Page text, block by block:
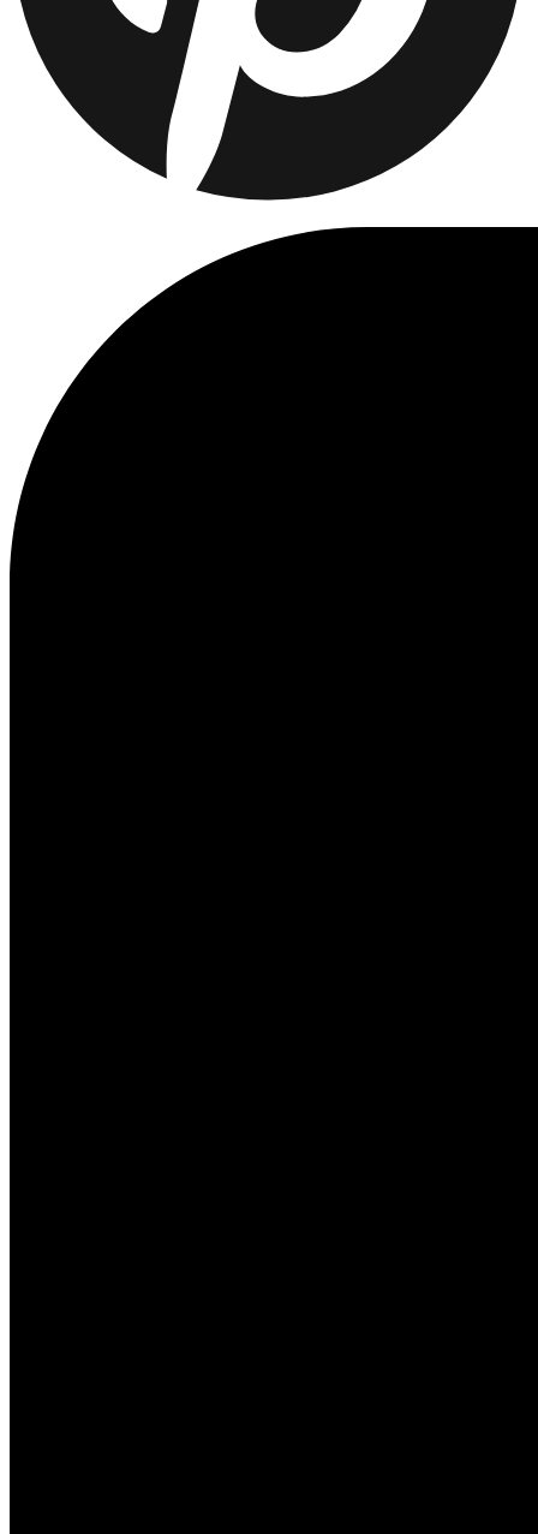
Return to home
Treten Sie der Les Deux Society bei
Erhalte Einblicke in die neuesten Kollektionen, Events und
Kollaborationen – und sichere dir 15 % Rabatt auf deine erste